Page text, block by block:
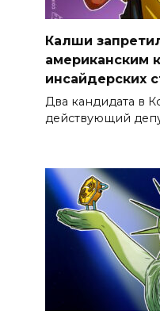
Калши
американским
инсайдерских
Два кандидата в
действующий